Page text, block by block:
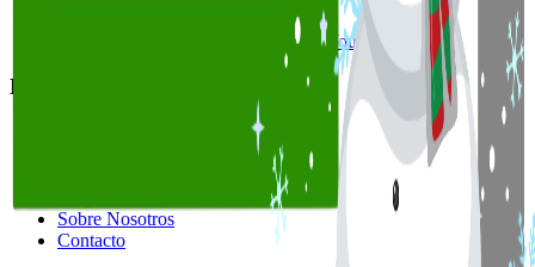
Twitter YouTube
Navegación
Sobre Nosotros
Contacto